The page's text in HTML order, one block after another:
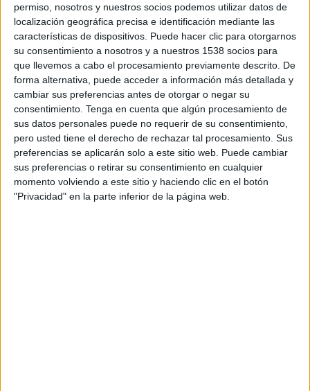
permiso, nosotros y nuestros socios podemos utilizar datos de
localización geográfica precisa e identificación mediante las
características de dispositivos. Puede hacer clic para otorgarnos
su consentimiento a nosotros y a nuestros 1538 socios para
que llevemos a cabo el procesamiento previamente descrito. De
forma alternativa, puede acceder a información más detallada y
cambiar sus preferencias antes de otorgar o negar su
consentimiento. Tenga en cuenta que algún procesamiento de
sus datos personales puede no requerir de su consentimiento,
pero usted tiene el derecho de rechazar tal procesamiento. Sus
preferencias se aplicarán solo a este sitio web. Puede cambiar
sus preferencias o retirar su consentimiento en cualquier
momento volviendo a este sitio y haciendo clic en el botón
"Privacidad" en la parte inferior de la página web.
L'ABS de l'Escala incorpora dos
''gestors covid'' per rastrejar contactes
i informar els pacients infectats
L'Àrea Bàsica de Salut (ABS) de l'Escala (Alt Empordà) compta,
des d'aquesta setmana, amb la figura del 'Gestor covid', que
estarà disponible en horari de ...